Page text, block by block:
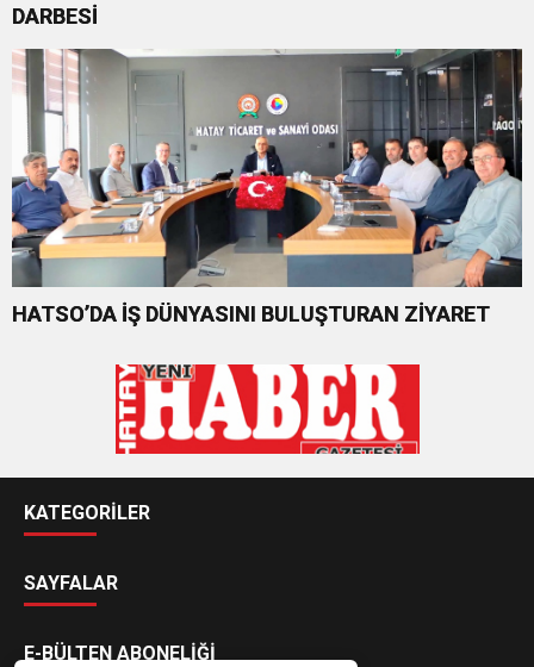
DARBESİ
HATSO’DA İŞ DÜNYASINI BULUŞTURAN ZİYARET
KATEGORİLER
SAYFALAR
E-BÜLTEN ABONELİĞİ